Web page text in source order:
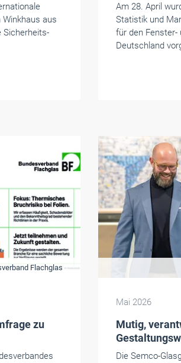
aus
Sicherheits-
Am 28. April
Statistik und
für den Fenster-
Deutschland
Flachglas
zu
Mai 2026
Mutig,
Die Semco-